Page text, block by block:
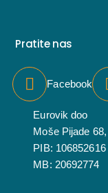
Pratite nas
Facebook
Eurovik doo
Moše Pijade
PIB: 106852616
MB: 20692774